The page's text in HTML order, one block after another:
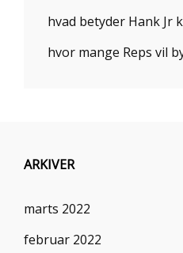
hvad betyder Hank Jr
hvor mange Reps vil
ARKIVER
marts 2022
februar 2022